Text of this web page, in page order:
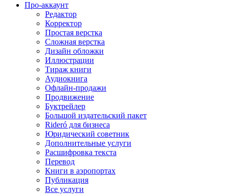
Про-аккаунт
Редактор
Корректор
Простая верстка
Сложная верстка
Дизайн обложки
Иллюстрации
Тираж книги
Аудиокнига
Офлайн-продажи
Продвижение
Буктрейлер
Большой издательский пакет
Rideró для бизнеса
Юридический советник
Дополнительные услуги
Расшифровка текста
Перевод
Книги в аэропортах
Публикация
Все услуги